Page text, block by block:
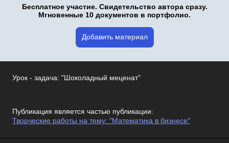
Бесплатное участие. Свидетельство автора сразу.
Мгновенные 10 документов в портфолио.
Добавить материал
Урок - задача: "Шоколадный меценат"
Публикация является частью публикации:
Творческие работы на тему: "Математика в бизнесе"